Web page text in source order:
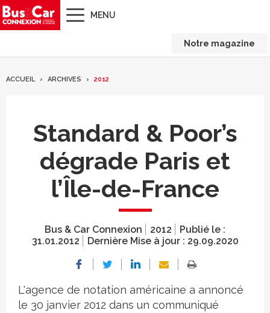
MENU
Notre magazine
ACCUEIL ARCHIVES 2012
Standard & Poor’s
dégrade Paris et
l’Île-de-France
Bus & Car Connexion 2012
Publié le :
31.01.2012
Dernière Mise à jour : 29.09.2020
L'agence de notation américaine a annoncé
le 30 janvier 2012 dans un communiqué